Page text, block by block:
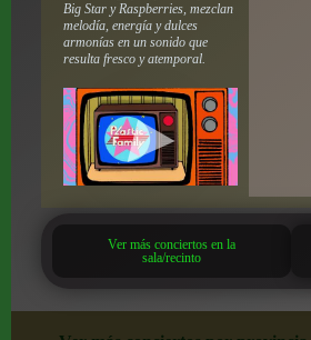
Big Star y Raspberries, mezclan
melodía, energía y dulces
armonías en un sonido que
resulta fresco y atemporal.
Ver más conciertos en la
sala/recinto